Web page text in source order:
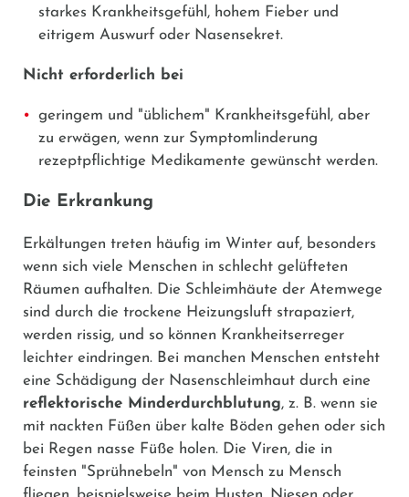
starkes Krankheitsgefühl, hohem Fieber und
eitrigem Auswurf oder Nasensekret.
Nicht erforderlich bei
geringem und "üblichem" Krankheitsgefühl, aber
zu erwägen, wenn zur Symptomlinderung
rezeptpflichtige Medikamente gewünscht werden.
Die Erkrankung
Erkältungen treten häufig im Winter auf, besonders
wenn sich viele Menschen in schlecht gelüfteten
Räumen aufhalten. Die Schleimhäute der Atemwege
sind durch die trockene Heizungsluft strapaziert,
werden rissig, und so können Krankheitserreger
leichter eindringen. Bei manchen Menschen entsteht
eine Schädigung der Nasenschleimhaut durch eine
reflektorische Minderdurchblutung, z. B. wenn sie
mit nackten Füßen über kalte Böden gehen oder sich
bei Regen nasse Füße holen. Die Viren, die in
feinsten "Sprühnebeln" von Mensch zu Mensch